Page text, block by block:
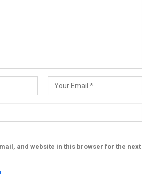
and website in this browser for the next